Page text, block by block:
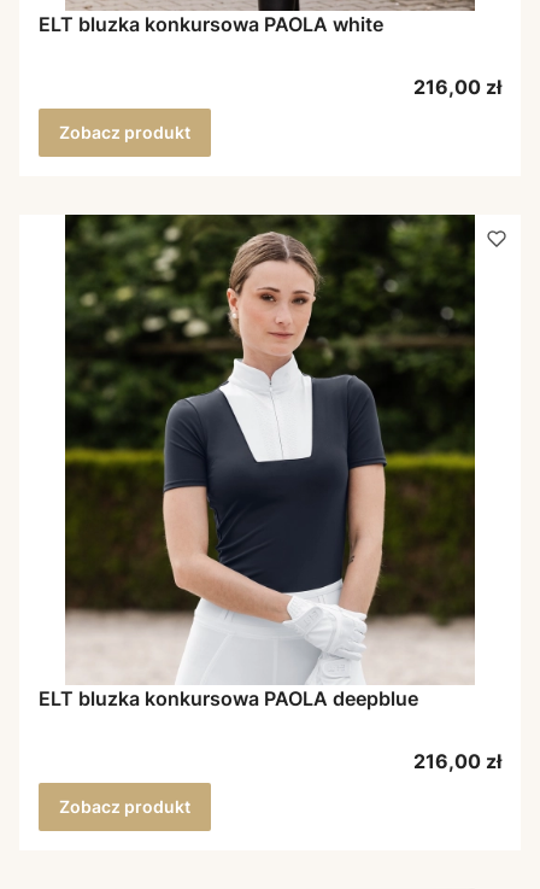
ELT bluzka konkursowa PAOLA white
Cena
216,00 zł
Zobacz produkt
ELT bluzka konkursowa PAOLA deepblue
Cena
216,00 zł
Zobacz produkt